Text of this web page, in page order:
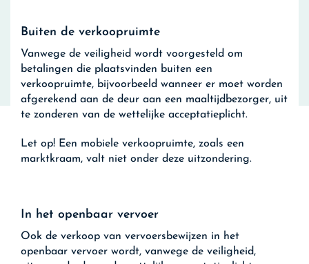
Buiten de verkoopruimte
Vanwege de veiligheid wordt voorgesteld om
betalingen die plaatsvinden buiten een
verkoopruimte, bijvoorbeeld wanneer er moet worden
afgerekend aan de deur aan een maaltijdbezorger, uit
te zonderen van de wettelijke acceptatieplicht.
Let op! Een mobiele verkoopruimte, zoals een
marktkraam, valt niet onder deze uitzondering.
In het openbaar vervoer
Ook de verkoop van vervoersbewijzen in het
openbaar vervoer wordt, vanwege de veiligheid,